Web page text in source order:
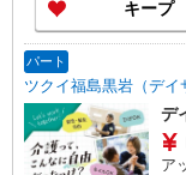
キープ
パート
ツクイ福島黒岩（デイ
デ
ア